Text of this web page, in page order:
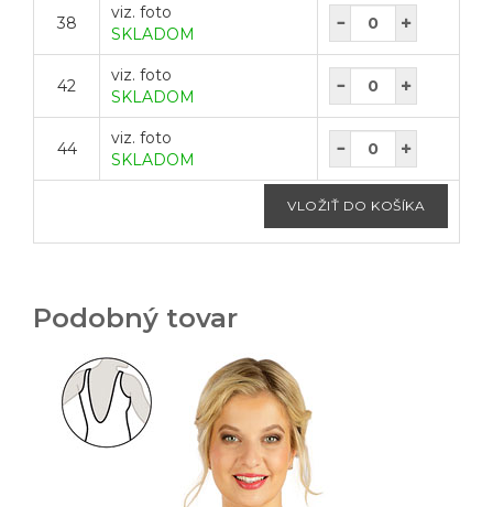
38
viz. foto
SKLADOM
42
viz. foto
SKLADOM
44
viz. foto
SKLADOM
Podobný tovar